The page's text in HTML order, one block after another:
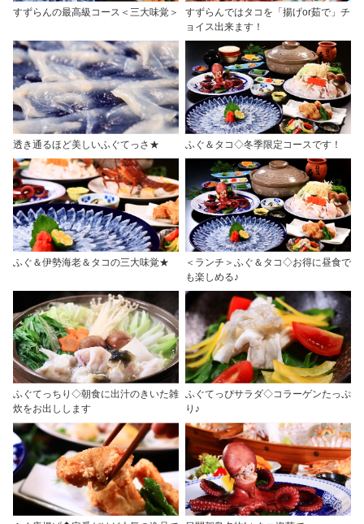
すずらんの最高級コース＜三大味覚＞
すずらんではタコを「揚げor茹で」チ
ョイス出来ます！
透き通るほど美しいふぐてっさ★ ふぐ＆タコ◇冬季限定コースです！
ふぐ＆伊勢海老＆タコの三大味覚★
＜ランチ＞ふぐ＆タコ◇お得に昼食で
も楽しめる♪
ふぐてっちり◇朝食に出汁のきいた雑
炊をお出しします
ふぐてっぴサラダ◇コラーゲンたっぷ
り♪